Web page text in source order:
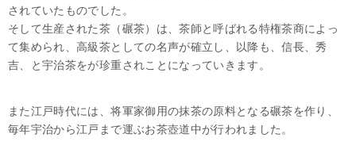
されていたものでした。
そして生産された茶（碾茶）は、茶師と呼ばれる特権茶商によっ
て集められ、高級茶としての名声が確立し、以降も、信長、秀
吉、と宇治茶をが珍重されことになっていきます。
また江戸時代には、将軍家御用の抹茶の原料となる碾茶を作り、
毎年宇治から江戸まで運ぶお茶壺道中が行われました。